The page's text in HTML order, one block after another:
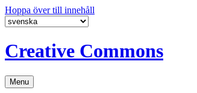
Hoppa över till innehåll
Creative Commons
Menu